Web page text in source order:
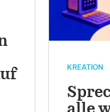
KREATION